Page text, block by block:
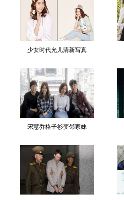
少女时代允儿清新写真
宋慧乔格子衫变邻家妹